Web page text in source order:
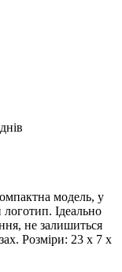
модель, у
логотип. Ідеально
не залишиться
Розміри: 23 x 7 x